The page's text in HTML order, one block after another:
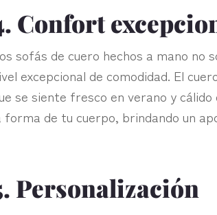
Confort
sofás de cuero hechos a mano no
excepcional de comodidad. El
se siente fresco en verano y
forma de tu cuerpo, brindando un
Personalización